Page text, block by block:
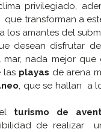
privilegiado,
que transforman a
los amantes del
desean disfrutar
mar, nada mejor
las playas de arena
, que se hallan a
turismo de
de realizar